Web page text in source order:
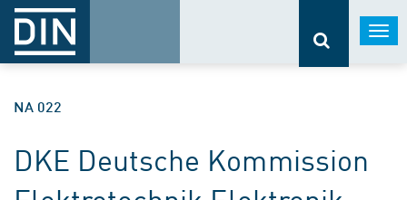
NA 022
DKE Deutsche Kommission